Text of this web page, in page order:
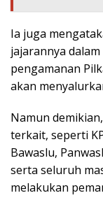
Ia juga
jajarannya
pengamanan
akan
Namun
terkait, seperti
Bawaslu,
serta seluruh
melakukan